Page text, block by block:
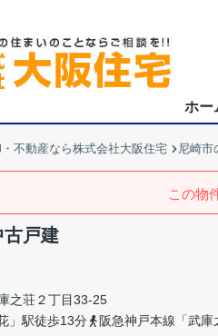
ホー
不動産なら株式会社大阪住宅 尼崎市
この物
古戸建
之荘２丁目33-25
」駅徒歩13分
阪急神戸本線「武